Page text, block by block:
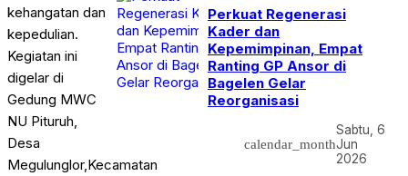
kehangatan dan
kepedulian.
Kegiatan ini
digelar di
Gedung MWC
NU Pituruh,
Desa
Megulunglor,Kecamatan
Perkuat Regenerasi
Kader dan
Kepemimpinan, Empat
Ranting GP Ansor di
Bagelen Gelar
Reorganisasi
calendar_month
Sabtu, 6
Jun
2026